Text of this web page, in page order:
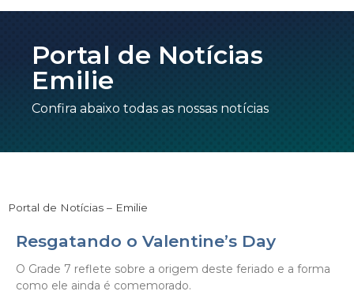
Portal de Notícias
Emilie
Confira abaixo todas as nossas notícias
Portal de Notícias – Emilie
Resgatando o Valentine’s Day
O Grade 7 reflete sobre a origem deste feriado e a forma
como ele ainda é comemorado.